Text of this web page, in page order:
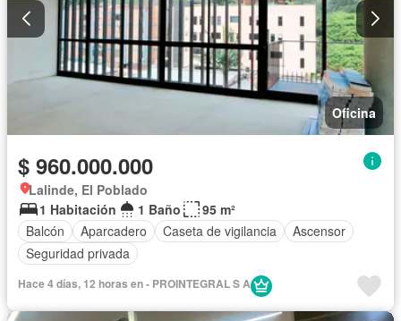
Oficina
$ 960.000.000
Lalinde, El Poblado
1 Habitación
1 Baño
95 m²
Balcón
Aparcadero Caseta de vigilancia
Ascensor
Seguridad privada
Hace 4 días, 12 horas en - PROINTEGRAL S A